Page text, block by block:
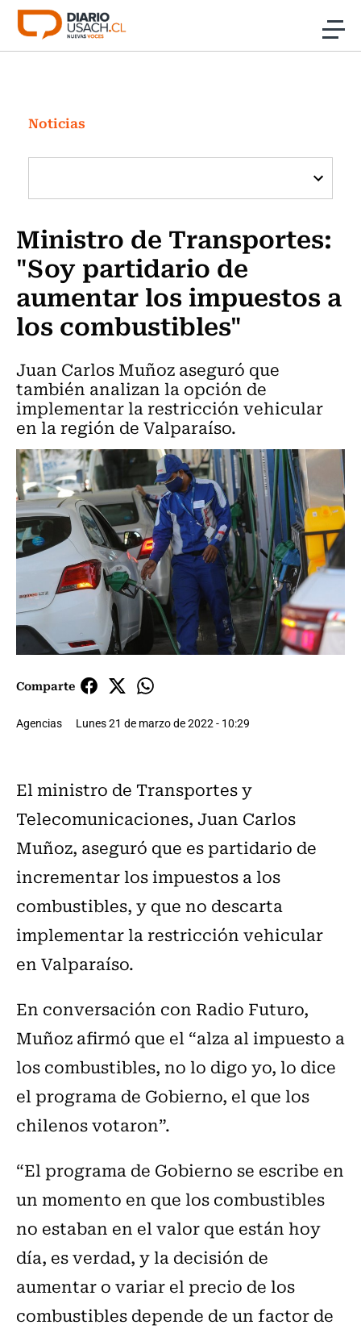
Click acá para ir directamente al contenido
Investigación
Cultura
Programas Radio y TV Usach
Noticias
Ministro de Transportes:
"Soy partidario de
aumentar los impuestos a
los combustibles"
Juan Carlos Muñoz aseguró que
también analizan la opción de
implementar la restricción vehicular
en la región de Valparaíso.
Comparte
Agencias Lunes 21 de marzo de 2022 - 10:29
El ministro de Transportes y
Telecomunicaciones, Juan Carlos
Muñoz, aseguró que es partidario de
incrementar los impuestos a los
combustibles, y que no descarta
implementar la restricción vehicular
en Valparaíso.
En conversación con Radio Futuro,
Muñoz afirmó que el “alza al impuesto a
los combustibles, no lo digo yo, lo dice
el programa de Gobierno, el que los
chilenos votaron”.
“El programa de Gobierno se escribe en
un momento en que los combustibles
no estaban en el valor que están hoy
día, es verdad, y la decisión de
aumentar o variar el precio de los
combustibles depende de un factor de